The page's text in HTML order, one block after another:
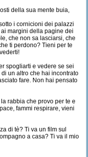
della sua mente buia,
i cornicioni dei palazzi
margini della pagine dei
che non sa lasciarsi, che
ti perdono? Tieni per te
spogliarti e vedere se sei
un altro che hai incontrato
fare. Non hai pensato
rabbia che provo per te e
fammi respirare, vieni
di tè? Ti va un film sul
a casa? Ti va il mio